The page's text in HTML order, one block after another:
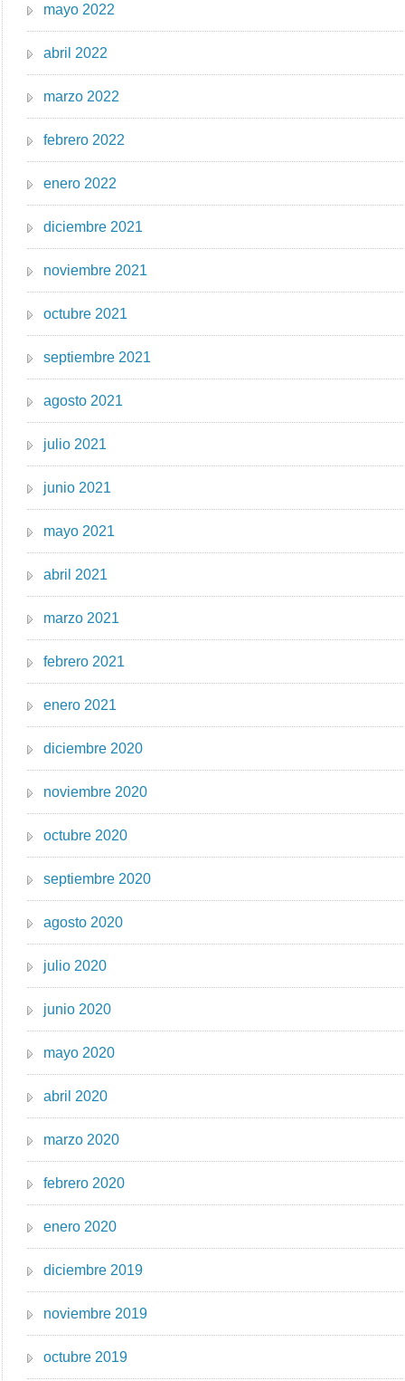
mayo 2022
abril 2022
marzo 2022
febrero 2022
enero 2022
diciembre 2021
noviembre 2021
octubre 2021
septiembre 2021
agosto 2021
julio 2021
junio 2021
mayo 2021
abril 2021
marzo 2021
febrero 2021
enero 2021
diciembre 2020
noviembre 2020
octubre 2020
septiembre 2020
agosto 2020
julio 2020
junio 2020
mayo 2020
abril 2020
marzo 2020
febrero 2020
enero 2020
diciembre 2019
noviembre 2019
octubre 2019